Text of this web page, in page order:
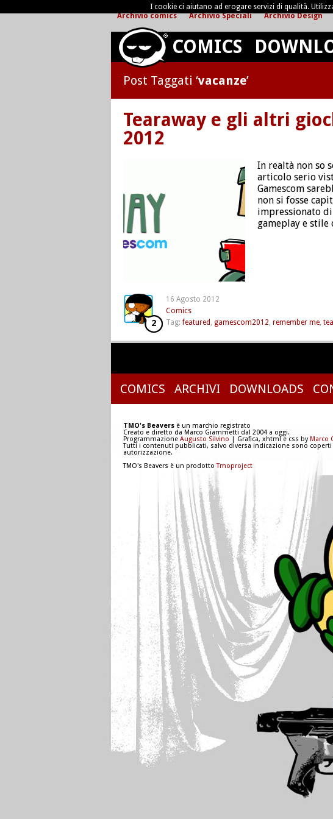
Archivio comics Archivio Speciali Archivio Design
COMICS
Post Taggati ‘vacanze’
Tearaway e gli altri
2012
In realtà non so
articolo serio
Gamescom
non si fosse
impressionato
gameplay e
16 Agosto 2012
Comics
Tag:featured , gamescom2012, remember me,
2
COMICS ARCHIVI DOWNLOADS
TMO's Beavers è un marchio registrato
Creato e diretto da Marco Giammetti dal 2004 a oggi.
Programmazione Augusto Silvino | Grafica, xhtml e css byMarco
Tutti i contenuti pubblicati, salvo diversa indicazione sono
autorizzazione.
TMO's Beavers è un prodottoTmoproject
I cookie ci aiutano ad erogare servizi di qualità.